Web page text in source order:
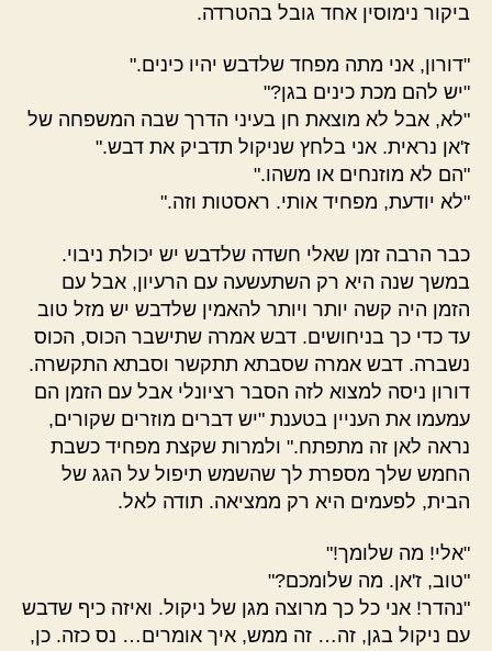
ביקור נימוסין אחד גובל בהטרדה.
"דורון, אני מתה מפחד שלדבש יהיו כינים."
"יש להם מכת כינים בגן?"
"לא, אבל לא מוצאת חן בעיני הדרך שבה המשפחה של
ז'אן נראית. אני בלחץ שניקול תדביק את דבש."
"הם לא מוזנחים או משהו."
"לא יודעת, מפחיד אותי. ראסטות וזה."
כבר הרבה זמן שאלי חשדה שלדבש יש יכולת ניבוי.
במשך שנה היא רק השתעשעה עם הרעיון, אבל עם
הזמן היה קשה יותר ויותר להאמין שלדבש יש מזל טוב
עד כדי כך בניחושים. דבש אמרה שתישבר הכוס, הכוס
נשברה. דבש אמרה שסבתא תתקשר וסבתא התקשרה.
דורון ניסה למצוא לזה הסבר רציונלי אבל עם הזמן הם
עמעמו את העניין בטענת "יש דברים מוזרים שקורים,
נראה לאן זה מתפתח." ולמרות שקצת מפחיד כשבת
החמש שלך מספרת לך שהשמש תיפול על הגג של
הבית, לפעמים היא רק ממציאה. תודה לאל.
"אלי! מה שלומך!"
"טוב, ז'אן. מה שלומכם?"
"נהדר! אני כל כך מרוצה מגן של ניקול. ואיזה כיף שדבש
עם ניקול בגן, זה… זה ממש, איך אומרים… נס כזה. כן,